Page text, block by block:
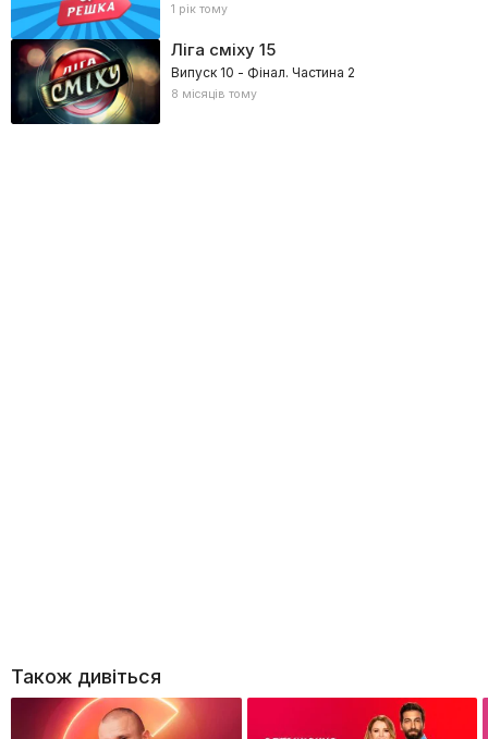
1 рік тому
Ліга сміху15
Випуск 10 - Фінал. Частина 2
8 місяців тому
Також дивіться